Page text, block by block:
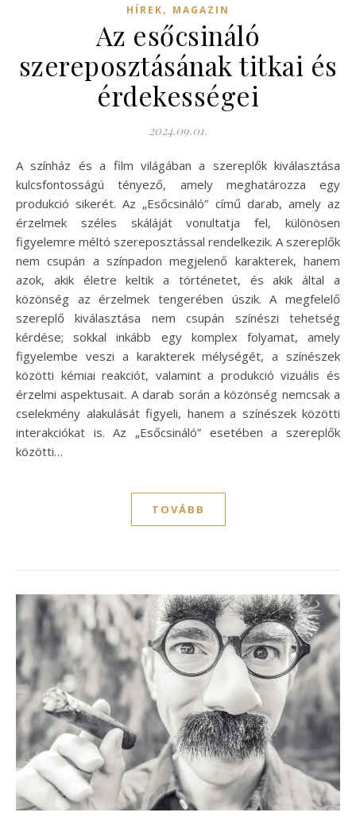
HÍREK, MAGAZIN
Az esőcsináló
szereposztásának titkai és
érdekességei
2024.09.01.
A színház és a film világában a szereplők kiválasztása
kulcsfontosságú tényező, amely meghatározza egy
produkció sikerét. Az „Esőcsináló” című darab, amely az
érzelmek széles skáláját vonultatja fel, különösen
figyelemre méltó szereposztással rendelkezik. A szereplők
nem csupán a színpadon megjelenő karakterek, hanem
azok, akik életre keltik a történetet, és akik által a
közönség az érzelmek tengerében úszik. A megfelelő
szereplő kiválasztása nem csupán színészi tehetség
kérdése; sokkal inkább egy komplex folyamat, amely
figyelembe veszi a karakterek mélységét, a színészek
közötti kémiai reakciót, valamint a produkció vizuális és
érzelmi aspektusait. A darab során a közönség nemcsak a
cselekmény alakulását figyeli, hanem a színészek közötti
interakciókat is. Az „Esőcsináló” esetében a szereplők
közötti…
TOVÁBB